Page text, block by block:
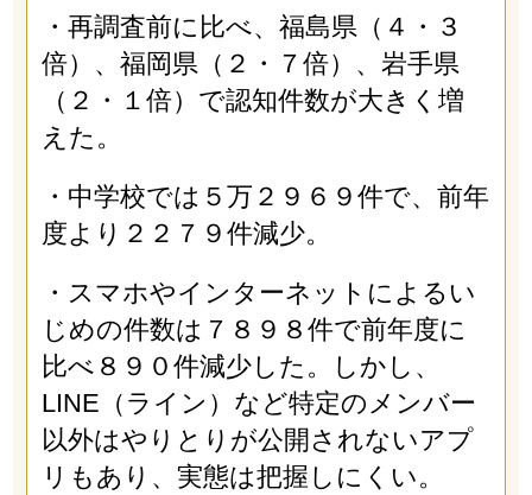
・再調査前に比べ、福島県（４・３
倍）、福岡県（２・７倍）、岩手県
（２・１倍）で認知件数が大きく増
えた。
・中学校では５万２９６９件で、前年
度より２２７９件減少。
・スマホやインターネットによるい
じめの件数は７８９８件で前年度に
比べ８９０件減少した。しかし、
LINE（ライン）など特定のメンバー
以外はやりとりが公開されないアプ
リもあり、実態は把握しにくい。